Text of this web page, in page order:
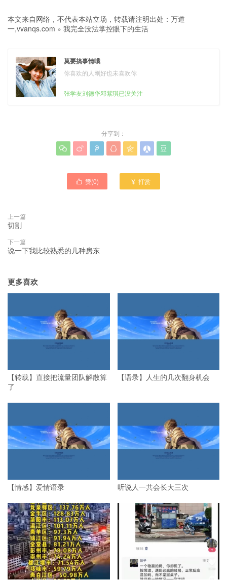
本文来自网络，不代表本站立场，转载请注明出处： 万道
一,vvanqs.com » 我完全没法掌控眼下的生活
莫要搞事情哦
你喜欢的人刚好也未喜欢你
张学友刘德华邓紫琪已没关注
分享到：
      
 赞(0)  打赏
上一篇
切割
下一篇
说一下我比较熟悉的几种房东
更多喜欢
【转载】直接把流量团队解散算
了
【语录】人生的几次翻身机会
【情感】爱情语录 听说人一共会长大三次